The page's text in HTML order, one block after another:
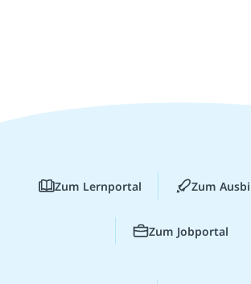
Zum Lernportal Zum
Zum Jobportal